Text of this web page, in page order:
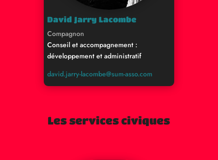
David Jarry Lacombe
Compagnon
Conseil et accompagnement :
développement et administratif
david.jarry-lacombe@sum-asso.com
Les services civiques